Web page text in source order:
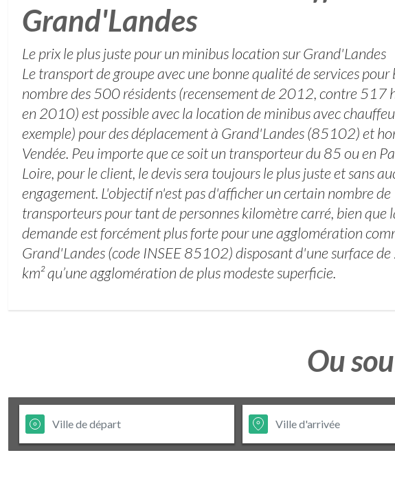
Grand'Landes
Le prix le plus juste pour un minibus location sur Grand'Landes
Le transport de groupe avec une bonne qualité de services pour
nombre des 500 résidents (recensement de 2012, contre 517
en 2010) est possible avec la location de minibus avec
exemple) pour des déplacement à Grand'Landes (85102) et
Vendée. Peu importe que ce soit un transporteur du 85 ou en
Loire, pour le client, le devis sera toujours le plus juste et sans
engagement. L'objectif n'est pas d'afficher un certain nombre de
transporteurs pour tant de personnes kilomètre carré, bien que
demande est forcément plus forte pour une agglomération
Grand'Landes (code INSEE 85102) disposant d'une surface
km² qu’une agglomération de plus modeste superficie.
Ou